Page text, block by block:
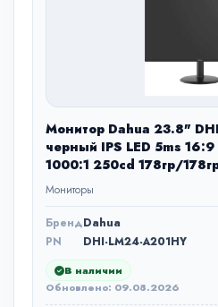
Монитор Dahua 23.8"
черный IPS LED 5ms
1000:1 250cd 178гр/
VGA DP FHD 2.79кг
Мониторы
БрендDahua
PN
DHI-LM24-A201HY
В наличии
Обновлено: 09.08.2026